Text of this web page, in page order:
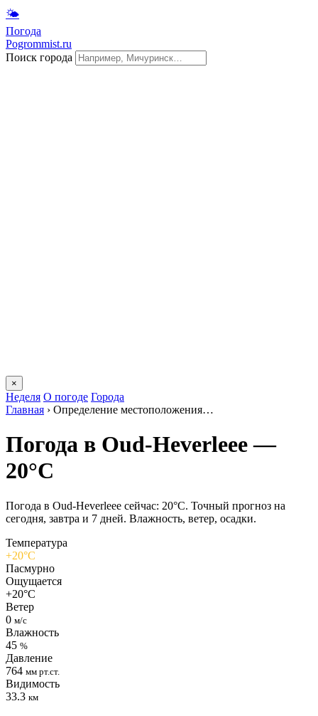
🌤
Погода
Pogrommist.ru
Поиск города
×
Неделя О погоде Города
Главная › Определение местоположения…
Погода в Oud-Heverleeе —
20°C
Погода в Oud-Heverleeе сейчас: 20°C. Точный прогноз на
сегодня, завтра и 7 дней. Влажность, ветер, осадки.
Температура
+20°C
Пасмурно
Ощущается
+20°C
Ветер
0 м/с
Влажность
45 %
Давление
764 мм рт.ст.
Видимость
33.3 км